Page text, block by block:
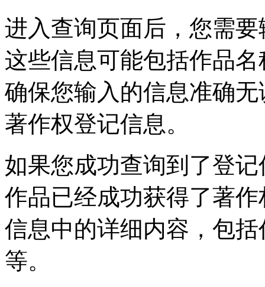
进入查询页面后，您需
这些信息可能包括作品
确保您输入的信息准确
著作权登记信息。
如果您成功查询到了登
作品已经成功获得了著
信息中的详细内容，包
等。